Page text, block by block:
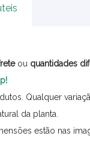
ou quantidades
Qualquer
da planta.
estão nas